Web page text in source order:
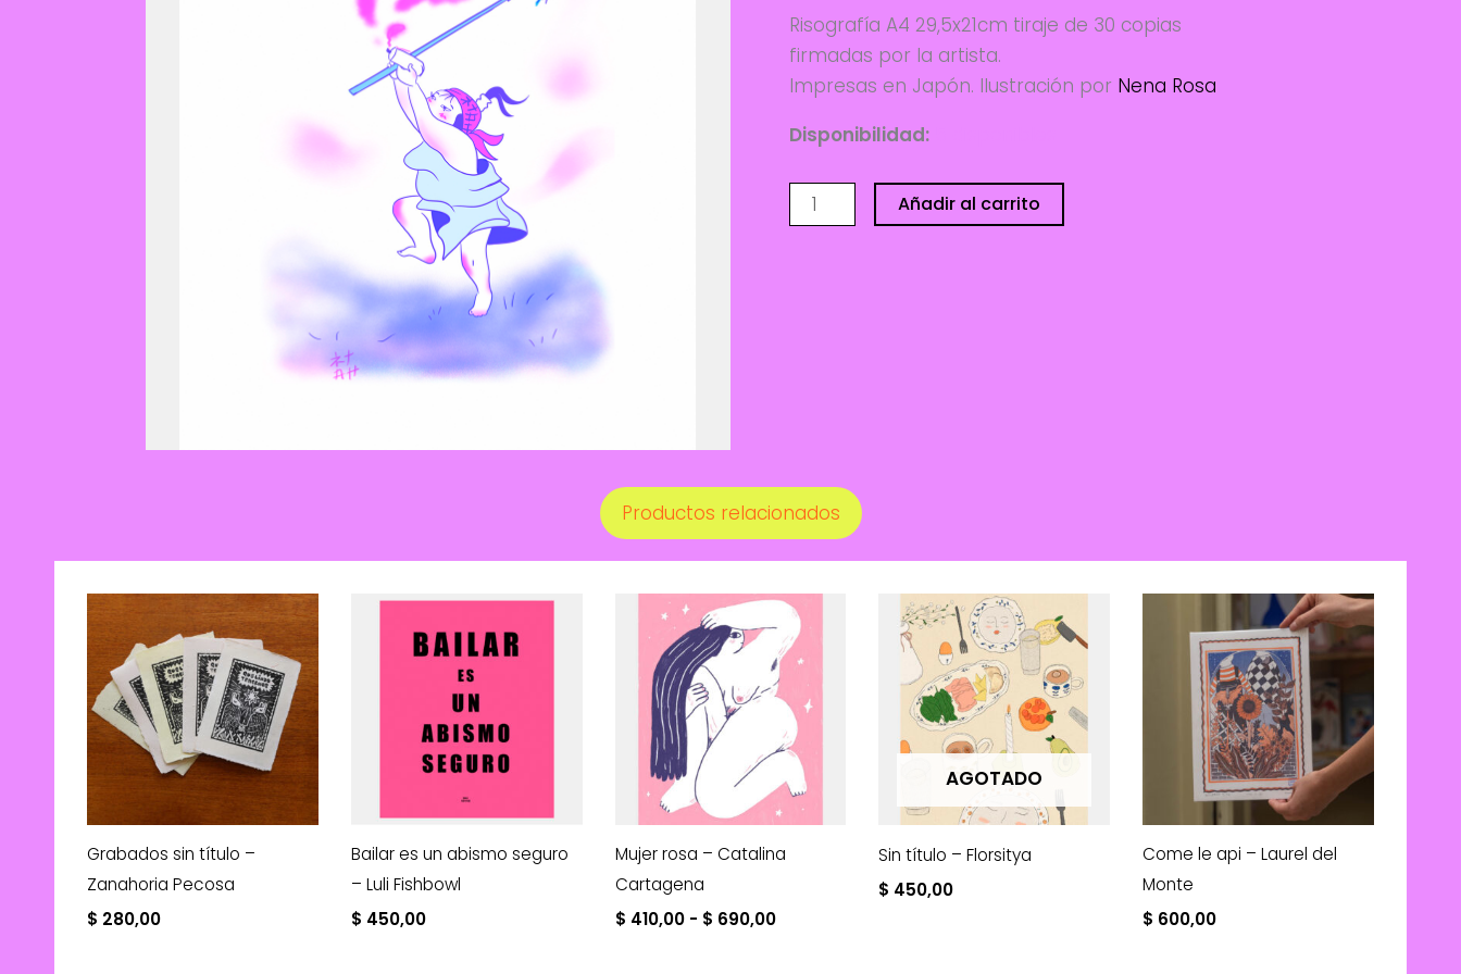
Risografía A4 29,5x21cm tiraje de 30 copias
firmadas por la artista.
Impresas en Japón. Ilustración por Nena Rosa
Disponibilidad:
Sin
título
Añadir al carrito
Productos relacionados
Grabados sin título –
Zanahoria Pecosa
$ 280,00
Bailar es un abismo seguro
– Luli Fishbowl
$ 450,00
Mujer rosa – Catalina
Cartagena
$ 410,00 - $ 690,00Rango
AGOTADO
Sin título – Florsitya
$ 450,00
Come le api – Laurel del
Monte
$ 600,00